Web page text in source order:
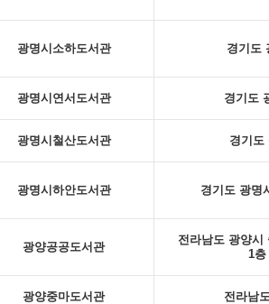
광명시소하도서관 경기도
광명시연서도서관 경기도
광명시철산도서관 경기도
광명시하안도서관 경기도 광명
광양공공도서관
전라남도 광양시
1층
광양중마도서관 전라남